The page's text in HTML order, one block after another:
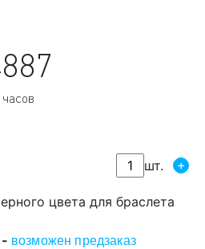
шт. +
цвета для браслета
- возможен предзаказ